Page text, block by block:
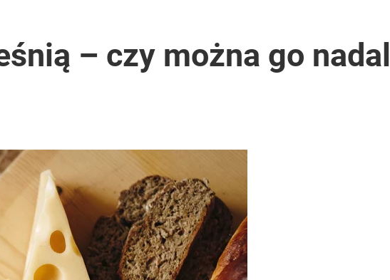
– czy można go nadal